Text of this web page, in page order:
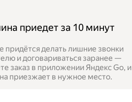
приедет за 10 минут
придётся делать лишние звонки
и договариваться заранее —
заказ в приложении Яндекс Go, и
приезжает в нужное место.